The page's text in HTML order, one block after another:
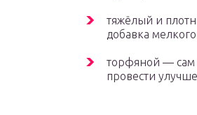
тяжёлый и
добавка
торфяной — сам
провести